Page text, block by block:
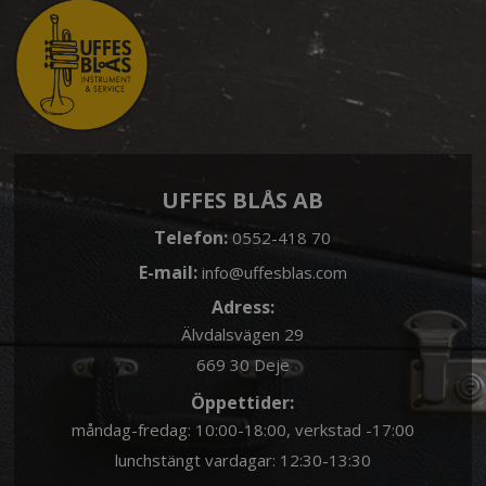
UFFES BLÅS AB
Telefon:0552-418 70
E-mail: info@uffesblas.com
Adress:
Älvdalsvägen 29
669 30 Deje
Öppettider:
måndag-fredag: 10:00-18:00, verkstad -17:00
lunchstängt vardagar: 12:30-13:30